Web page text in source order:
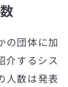
の団体に加
介するシス
人数は発表